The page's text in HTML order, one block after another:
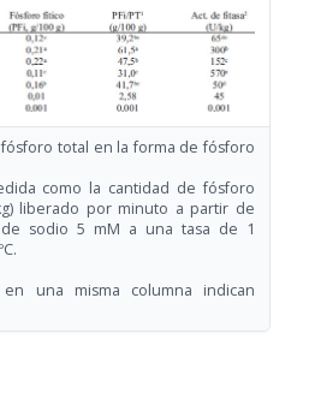
fósforo total en la forma de fósforo
como la cantidad de fósforo
liberado por minuto a partir de
sodio 5 mM a una tasa de 1
en una misma columna indican